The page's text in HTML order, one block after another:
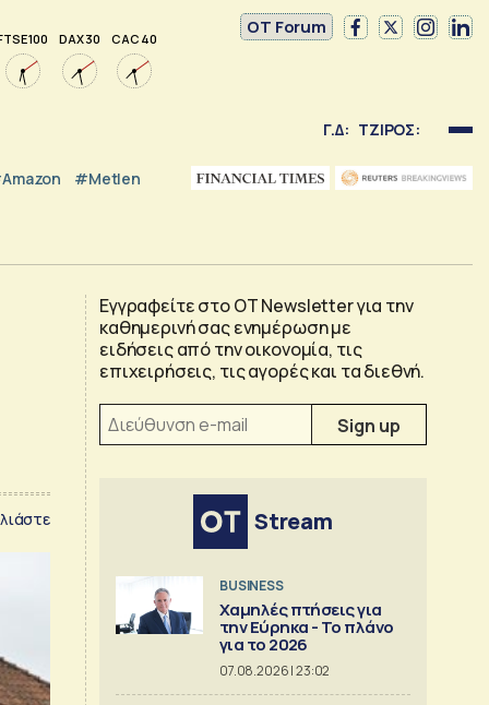
100 DAX 30 CAC 40
OT Forum
Γ.Δ: ΤΖΙΡΟΣ:
#Metlen
Εγγραφείτε στο OT Newsletter για την
καθημερινή σας ενημέρωση με
ειδήσεις από την οικονομία, τις
επιχειρήσεις, τις αγορές και τα διεθνή.
Stream
BUSINESS
Χαμηλές πτήσεις για
την Εύρηκα - Το πλάνο
για το 2026
07.08.2026 | 23:02